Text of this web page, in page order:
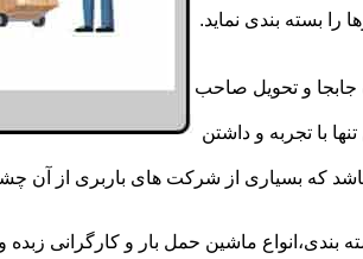
را بسته بندی نماید.
جابجا و تحویل صاحب
با تجربه و داشتن
باشد که بسیاری از شرکت های باربری از آن
ماشین حمل بار و کارگرانی زبده و